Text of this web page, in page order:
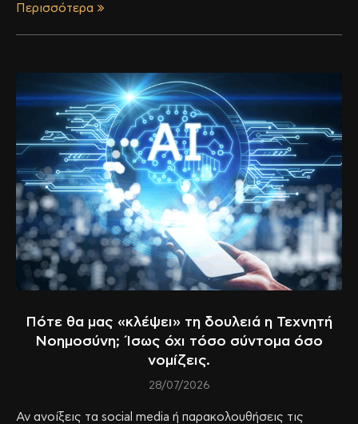
Περισσότερα
Πότε θα μας «κλέψει» τη δουλειά η Τεχνητή
Νοημοσύνη; Ίσως όχι τόσο σύντομα όσο
νομίζεις.
28/07/2026
Αν ανοίξεις τα social media ή παρακολουθήσεις τις